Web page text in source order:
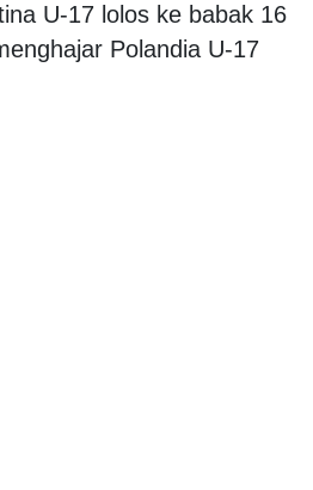
U-17 lolos ke babak 16
Polandia U-17